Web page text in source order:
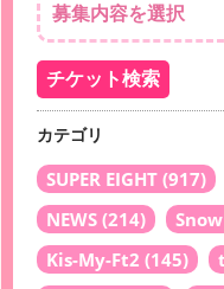
カテゴリ
SUPER EIGHT (917)
NEWS (214)
Kis-My-Ft2 (145)